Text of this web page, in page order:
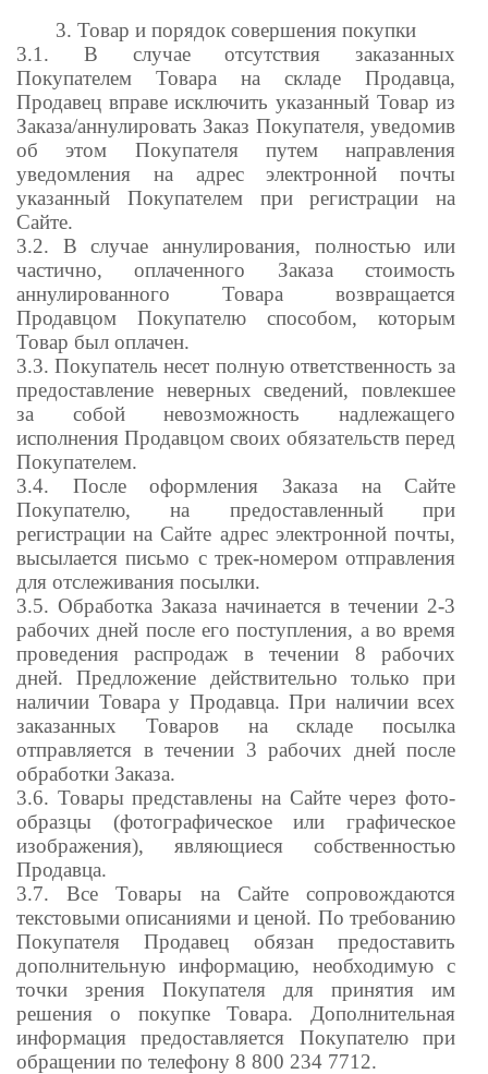
3. Товар и порядок совершения покупки
3.1. В случае отсутствия заказанных
Покупателем Товара на складе Продавца,
Продавец вправе исключить указанный Товар из
Заказа/аннулировать Заказ Покупателя, уведомив
об этом Покупателя путем направления
уведомления на адрес электронной почты
указанный Покупателем при регистрации на
Сайте.
3.2. В случае аннулирования, полностью или
частично, оплаченного Заказа стоимость
аннулированного Товара возвращается
Продавцом Покупателю способом, которым
Товар был оплачен.
3.3. Покупатель несет полную ответственность за
предоставление неверных сведений, повлекшее
за собой невозможность надлежащего
исполнения Продавцом своих обязательств перед
Покупателем.
3.4. После оформления Заказа на Сайте
Покупателю, на предоставленный при
регистрации на Сайте адрес электронной почты,
высылается письмо с трек-номером отправления
для отслеживания посылки.
3.5. Обработка Заказа начинается в течении 2-3
рабочих дней после его поступления, а во время
проведения распродаж в течении 8 рабочих
дней. Предложение действительно только при
наличии Товара у Продавца. При наличии всех
заказанных Товаров на складе посылка
отправляется в течении 3 рабочих дней после
обработки Заказа.
3.6. Товары представлены на Сайте через фото-
образцы (фотографическое или графическое
изображения), являющиеся собственностью
Продавца.
3.7. Все Товары на Сайте сопровождаются
текстовыми описаниями и ценой. По требованию
Покупателя Продавец обязан предоставить
дополнительную информацию, необходимую с
точки зрения Покупателя для принятия им
решения о покупке Товара. Дополнительная
информация предоставляется Покупателю при
обращении по телефону 8 800 234 7712.